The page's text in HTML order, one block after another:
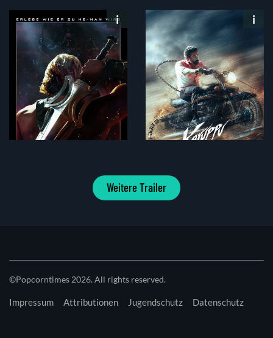
Weitere Trailer
©Popcorntimes 2026. All rights reserved.
Impressum Attributionen Jugendschutz Datenschutz